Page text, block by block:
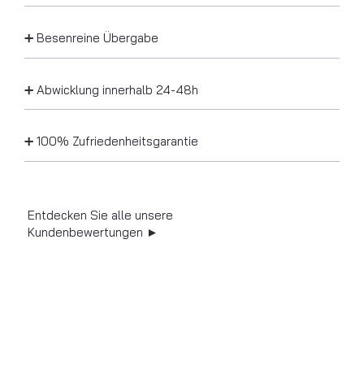
➕ Besenreine Übergabe
➕ Abwicklung innerhalb 24-48h
➕ 100% Zufriedenheitsgarantie
Entdecken Sie alle unsere
Kundenbewertungen ►